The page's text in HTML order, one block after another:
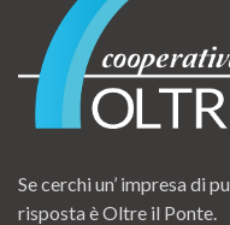
Se cerchi un’ impresa di
risposta è Oltre il Ponte.